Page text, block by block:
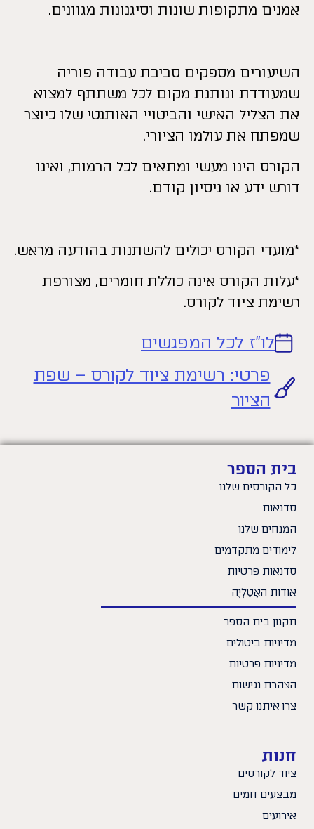
אמנים מתקופות שונות וסיגנונות מגוונים.
השיעורים מספקים סביבת עבודה פוריה
שמעודדת ונותנת מקום לכל משתתף למצוא
את הצליל האישי והביטויי האותנטי שלו כיוצר
שמפתח את עולמו הציורי.
הקורס הינו מעשי ומתאים לכל הרמות, ואינו
דורש ידע או ניסיון קודם.
*מועדי הקורס יכולים להשתנות בהודעה מראש.
*עלות הקורס אינה כוללת חומרים, מצורפת
רשימת ציוד לקורס.
לו"ז לכל המפגשים
פרטי: רשימת ציוד לקורס – שפת
הציור
בית הספר
כל הקורסים שלנו
סדנאות
המנחים שלנו
לימודים מתקדמים
סדנאות פרטיות
אודות האָטֶלְיֶה
תקנון בית הספר
מדיניות ביטולים
מדיניות פרטיות
הצהרת נגישות
צרו איתנו קשר
חנות
ציוד לקורסים
מבצעים חמים
אירועים